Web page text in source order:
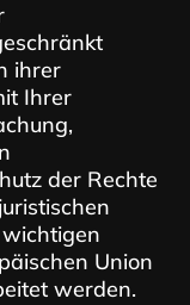
ihrer
Ihrer
der Rechte
Union
werden.